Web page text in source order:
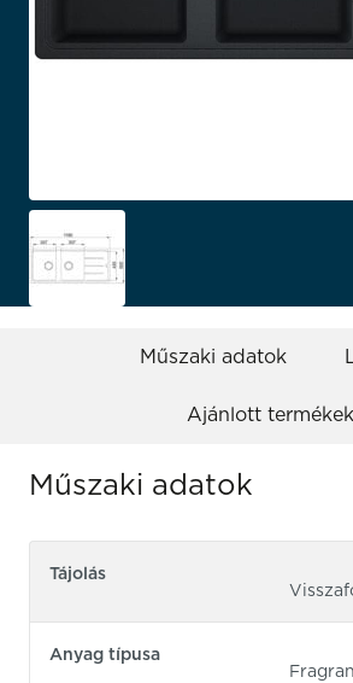
Műszaki adatok
Ajánlott termékek
Műszaki adatok
Tájolás
Anyag típusa